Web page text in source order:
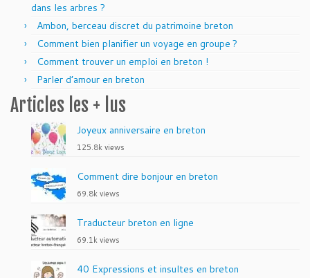
dans les arbres ?
Ambon, berceau discret du patrimoine breton
Comment bien planifier un voyage en groupe ?
Comment trouver un emploi en breton !
Parler d’amour en breton
Articles les + lus
Joyeux anniversaire en breton
125.8k views
Comment dire bonjour en breton
69.8k views
Traducteur breton en ligne
69.1k views
40 Expressions et insultes en breton